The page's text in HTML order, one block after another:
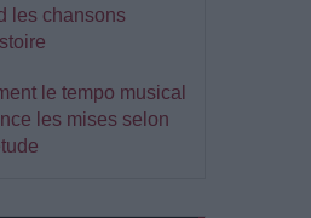
les chansons
le tempo musical
les mises selon